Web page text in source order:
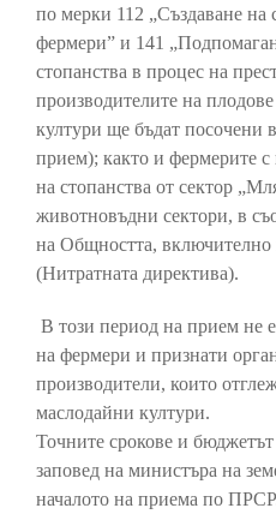
по мерки 112 „Създаване на
фермери” и 141
стопанства в процес на
производителите на
култури ще бъдат посочени
прием); както и фермерите с
на стопанства от сектор
животновъдни сектори, в
на Общността,
(Нитратната директива).
В този период на прием не
на фермери и признати
производители, които
маслодайни култури.
Точните срокове и
заповед на министъра на
началото на приема по